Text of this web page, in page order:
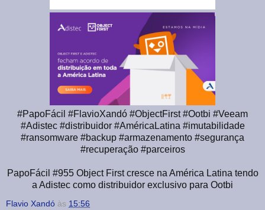
#PapoFácil #FlavioXandó #ObjectFirst #Ootbi #Veeam
#Adistec #distribuidor #AméricaLatina #imutabilidade
#ransomware #backup #armazenamento #segurança
#recuperação #parceiros
PapoFácil #955 Object First cresce na América Latina tendo
a Adistec como distribuidor exclusivo para Ootbi
Flavio Xandó às 15:56